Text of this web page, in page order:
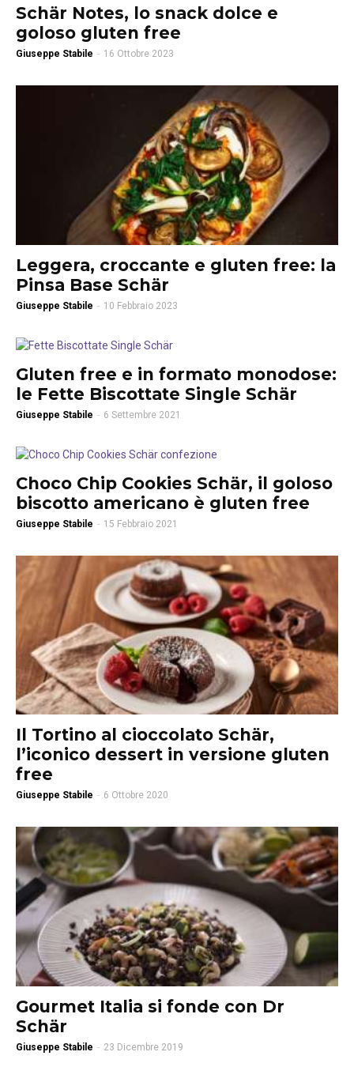
Schär Notes, lo snack dolce e
goloso gluten free
Giuseppe Stabile - 16 Ottobre 2023
Leggera, croccante e gluten free: la
Pinsa Base Schär
Giuseppe Stabile - 10 Febbraio 2023
Gluten free e in formato monodose:
le Fette Biscottate Single Schär
Giuseppe Stabile - 6 Settembre 2021
Choco Chip Cookies Schär, il goloso
biscotto americano è gluten free
Giuseppe Stabile - 15 Febbraio 2021
Il Tortino al cioccolato Schär,
l’iconico dessert in versione gluten
free
Giuseppe Stabile - 6 Ottobre 2020
Gourmet Italia si fonde con Dr
Schär
Giuseppe Stabile - 23 Dicembre 2019